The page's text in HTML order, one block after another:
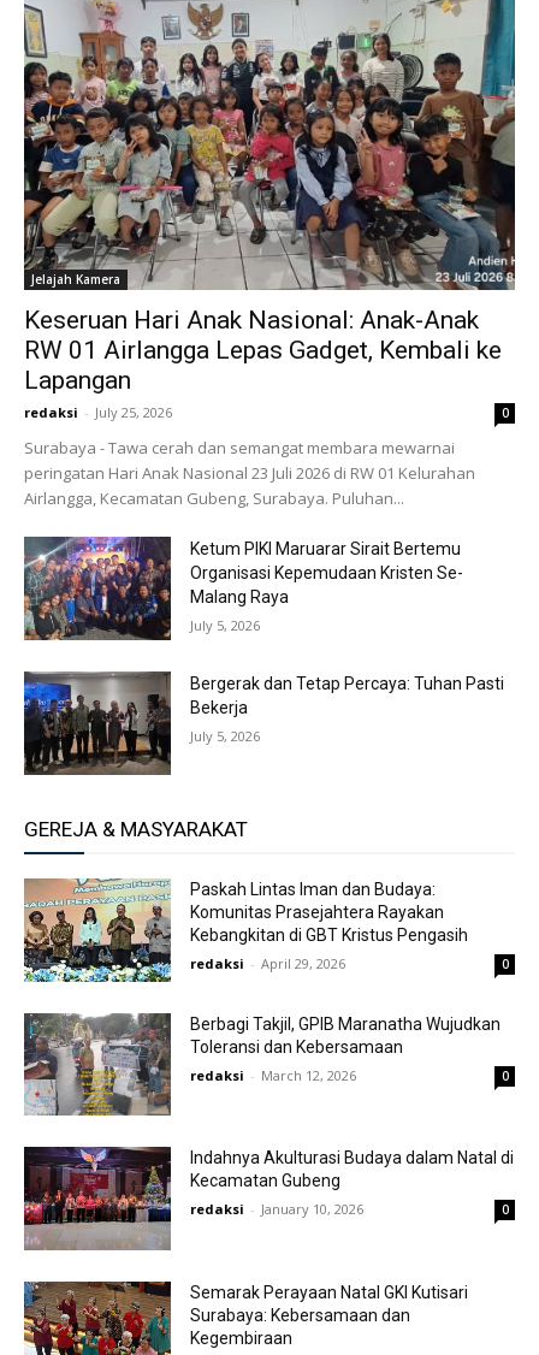
Jelajah Kamera
Keseruan Hari Anak Nasional: Anak-Anak
RW 01 Airlangga Lepas Gadget, Kembali ke
Lapangan
redaksi - July 25, 2026 0
Surabaya - Tawa cerah dan semangat membara mewarnai
peringatan Hari Anak Nasional 23 Juli 2026 di RW 01 Kelurahan
Airlangga, Kecamatan Gubeng, Surabaya. Puluhan...
Ketum PIKI Maruarar Sirait Bertemu
Organisasi Kepemudaan Kristen Se-
Malang Raya
July 5, 2026
Bergerak dan Tetap Percaya: Tuhan Pasti
Bekerja
July 5, 2026
GEREJA & MASYARAKAT
Paskah Lintas Iman dan Budaya:
Komunitas Prasejahtera Rayakan
Kebangkitan di GBT Kristus Pengasih
redaksi - April 29, 2026 0
Berbagi Takjil, GPIB Maranatha Wujudkan
Toleransi dan Kebersamaan
redaksi - March 12, 2026 0
Indahnya Akulturasi Budaya dalam Natal di
Kecamatan Gubeng
redaksi - January 10, 2026 0
Semarak Perayaan Natal GKI Kutisari
Surabaya: Kebersamaan dan
Kegembiraan